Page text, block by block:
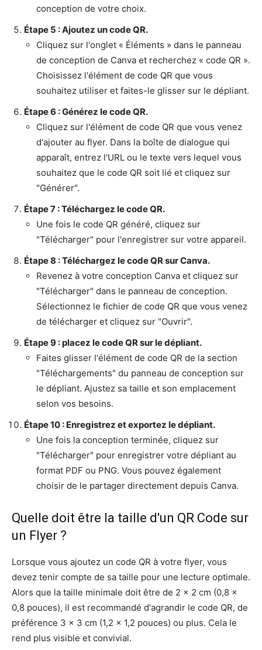
conception de votre choix.
Étape 5 : Ajoutez un code QR.
Cliquez sur l'onglet « Éléments » dans le panneau
de conception de Canva et recherchez « code QR ».
Choisissez l'élément de code QR que vous
souhaitez utiliser et faites-le glisser sur le dépliant.
Étape 6 : Générez le code QR.
Cliquez sur l'élément de code QR que vous venez
d'ajouter au flyer. Dans la boîte de dialogue qui
apparaît, entrez l'URL ou le texte vers lequel vous
souhaitez que le code QR soit lié et cliquez sur
"Générer".
Étape 7 : Téléchargez le code QR.
Une fois le code QR généré, cliquez sur
"Télécharger" pour l'enregistrer sur votre appareil.
Étape 8 : Téléchargez le code QR sur Canva.
Revenez à votre conception Canva et cliquez sur
"Télécharger" dans le panneau de conception.
Sélectionnez le fichier de code QR que vous venez
de télécharger et cliquez sur "Ouvrir".
Étape 9 : placez le code QR sur le dépliant.
Faites glisser l'élément de code QR de la section
"Téléchargements" du panneau de conception sur
le dépliant. Ajustez sa taille et son emplacement
selon vos besoins.
Étape 10 : Enregistrez et exportez le dépliant.
Une fois la conception terminée, cliquez sur
"Télécharger" pour enregistrer votre dépliant au
format PDF ou PNG. Vous pouvez également
choisir de le partager directement depuis Canva.
Quelle doit être la taille d'un QR Code sur
un Flyer ?
Lorsque vous ajoutez un code QR à votre flyer, vous
devez tenir compte de sa taille pour une lecture optimale.
Alors que la taille minimale doit être de 2 x 2 cm (0,8 x
0,8 pouces), il est recommandé d'agrandir le code QR, de
préférence 3 x 3 cm (1,2 x 1,2 pouces) ou plus. Cela le
rend plus visible et convivial.